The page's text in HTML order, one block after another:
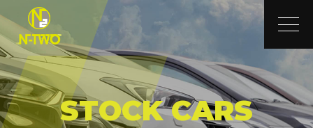
STOCK CARS